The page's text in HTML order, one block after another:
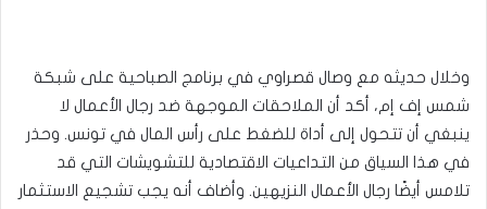
وخلال حديثه مع وصال قصراوي في برنامج الصباحية على شبكة
شمس إف إم، أكد أن الملاحقات الموجهة ضد رجال الأعمال لا
ينبغي أن تتحول إلى أداة للضغط على رأس المال في تونس. وحذر
في هذا السياق من التداعيات الاقتصادية للتشويشات التي قد
تلامس أيضًا رجال الأعمال النزيهين. وأضاف أنه يجب تشجيع الاستثمار